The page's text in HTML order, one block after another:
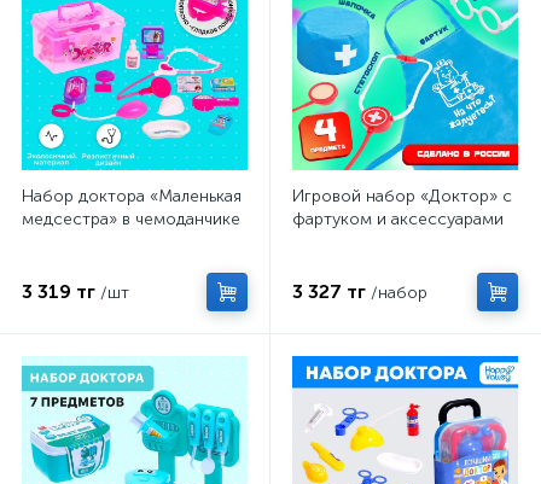
Набор доктора «Маленькая
медсестра» в чемоданчике
3 319 тг /шт
Игровой набор «Доктор» с
фартуком и аксессуарами
3 327 тг /набор